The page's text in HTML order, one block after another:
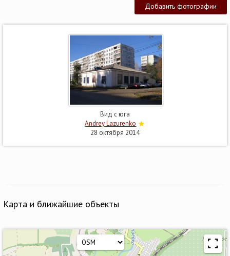
Добавить фотографии
Вид с юга
Andrey Lazurenko
28 октября 2014
Карта и ближайшие объекты